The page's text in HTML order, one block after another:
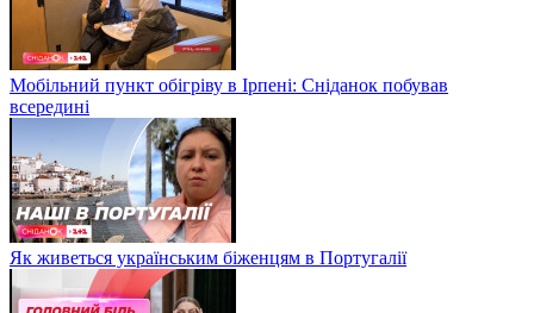
Мобільний пункт обігріву в Ірпені: Сніданок побував
всередині
Як живеться українським біженцям в Португалії